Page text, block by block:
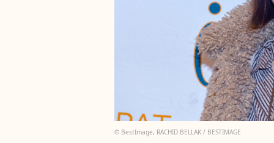
© BestImage, RACHID BELLAK / BESTIMAGE